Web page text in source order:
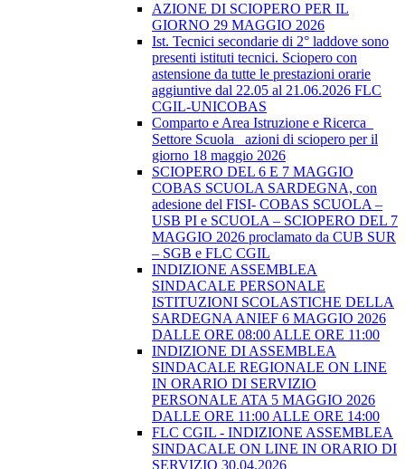
AZIONE DI SCIOPERO PER IL
GIORNO 29 MAGGIO 2026
Ist. Tecnici secondarie di 2° laddove sono
presenti istituti tecnici. Sciopero con
astensione da tutte le prestazioni orarie
aggiuntive dal 22.05 al 21.06.2026 FLC
CGIL-UNICOBAS
Comparto e Area Istruzione e Ricerca_
Settore Scuola_ azioni di sciopero per il
giorno 18 maggio 2026
SCIOPERO DEL 6 E 7 MAGGIO
COBAS SCUOLA SARDEGNA, con
adesione del FISI- COBAS SCUOLA –
USB PI e SCUOLA – SCIOPERO DEL 7
MAGGIO 2026 proclamato da CUB SUR
– SGB e FLC CGIL
INDIZIONE ASSEMBLEA
SINDACALE PERSONALE
ISTITUZIONI SCOLASTICHE DELLA
SARDEGNA ANIEF 6 MAGGIO 2026
DALLE ORE 08:00 ALLE ORE 11:00
INDIZIONE DI ASSEMBLEA
SINDACALE REGIONALE ON LINE
IN ORARIO DI SERVIZIO
PERSONALE ATA 5 MAGGIO 2026
DALLE ORE 11:00 ALLE ORE 14:00
FLC CGIL - INDIZIONE ASSEMBLEA
SINDACALE ON LINE IN ORARIO DI
SERVIZIO 30.04.2026